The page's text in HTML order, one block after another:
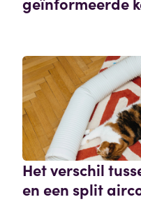
Het verschil
en een split